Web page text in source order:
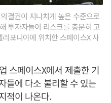
결권이 지나치게 높은 수준으로
투자자들이 리스크를 충분히 고
포니아에 위치한 스페이스X 사
스페이스X에서 제출한 기
들에 다소 불리할 수 있는
적이 나온다.